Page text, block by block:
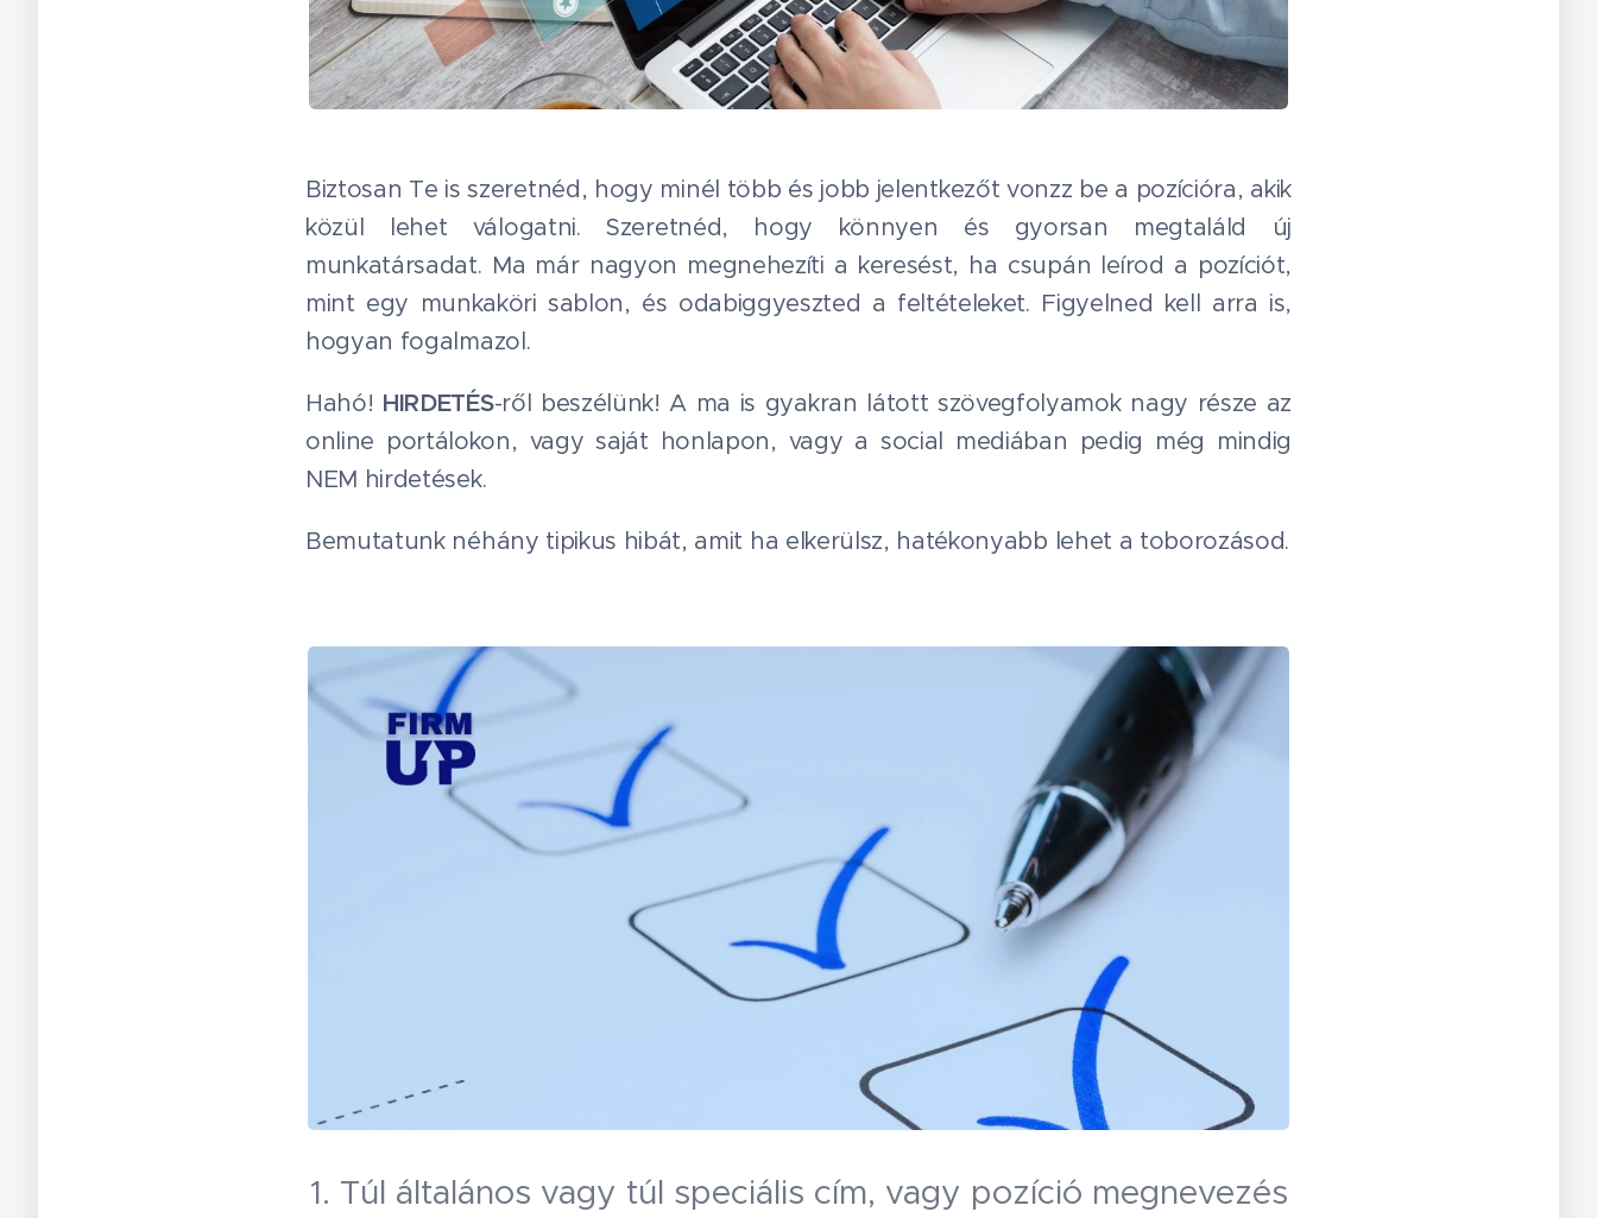
Biztosan Te is szeretnéd, hogy minél több és jobb jelentkezőt vonzz be a pozícióra, akik
közül lehet válogatni. Szeretnéd, hogy könnyen és gyorsan megtaláld új
munkatársadat. Ma már nagyon megnehezíti a keresést, ha csupán leírod a pozíciót,
mint egy munkaköri sablon, és odabiggyeszted a feltételeket. Figyelned kell arra is,
hogyan fogalmazol.
Hahó! HIRDETÉS-ről beszélünk! A ma is gyakran látott szövegfolyamok nagy része az
online portálokon, vagy saját honlapon, vagy a social mediában pedig még mindig
NEM hirdetések.
Bemutatunk néhány tipikus hibát, amit ha elkerülsz, hatékonyabb lehet a toborozásod.
1. Túl általános vagy túl speciális cím, vagy pozíció megnevezés